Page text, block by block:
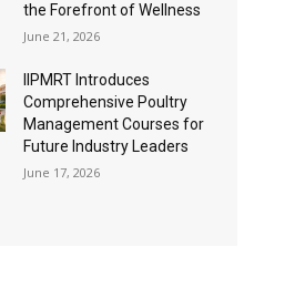
the Forefront of Wellness
June 21, 2026
IIPMRT Introduces
Comprehensive Poultry
Management Courses for
Future Industry Leaders
June 17, 2026